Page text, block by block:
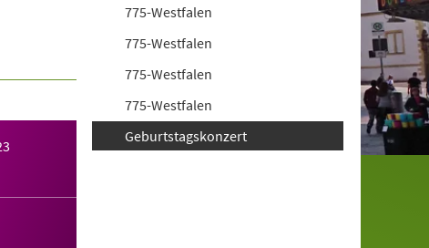
775-Westfalen
775-Westfalen
775-Westfalen
775-Westfalen
Geburtstagskonzert